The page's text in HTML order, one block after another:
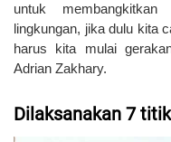
untuk
lingkungan, jika dulu kita
harus kita mulai
Adrian Zakhary.
Dilaksanakan 7 titik